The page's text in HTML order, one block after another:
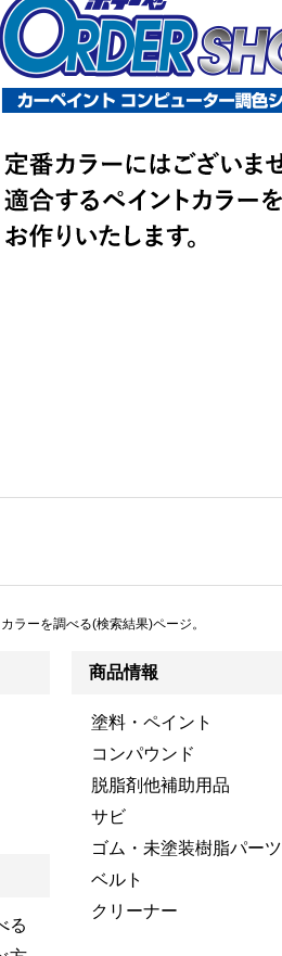
ラーを調べる(検索結果)ページ。
る
商品情報
塗料・ペイント
コンパウンド
脱脂剤他補助用品
サビ
ゴム・未塗装樹脂パーツ
ベルト
クリーナー